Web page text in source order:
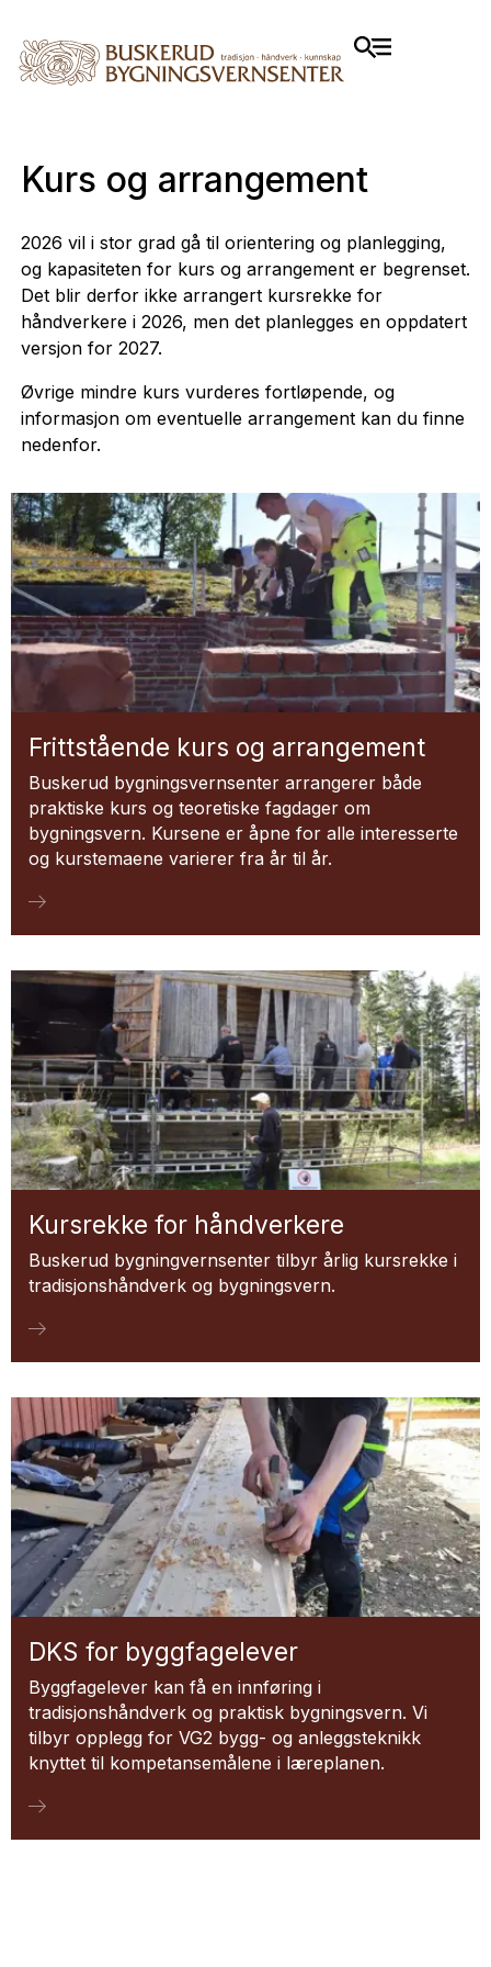
Kurs og arrangement
2026 vil i stor grad gå til orientering og planlegging,
og kapasiteten for kurs og arrangement er begrenset.
Det blir derfor ikke arrangert kursrekke for
håndverkere i 2026, men det planlegges en oppdatert
versjon for 2027.
Øvrige mindre kurs vurderes fortløpende, og
informasjon om eventuelle arrangement kan du finne
nedenfor.
Frittstående kurs og arrangement
Buskerud bygningsvernsenter arrangerer både
praktiske kurs og teoretiske fagdager om
bygningsvern. Kursene er åpne for alle interesserte
og kurstemaene varierer fra år til år.
Kursrekke for håndverkere
Buskerud bygningvernsenter tilbyr årlig kursrekke i
tradisjonshåndverk og bygningsvern.
DKS for byggfagelever
Byggfagelever kan få en innføring i
tradisjonshåndverk og praktisk bygningsvern. Vi
tilbyr opplegg for VG2 bygg- og anleggsteknikk
knyttet til kompetansemålene i læreplanen.